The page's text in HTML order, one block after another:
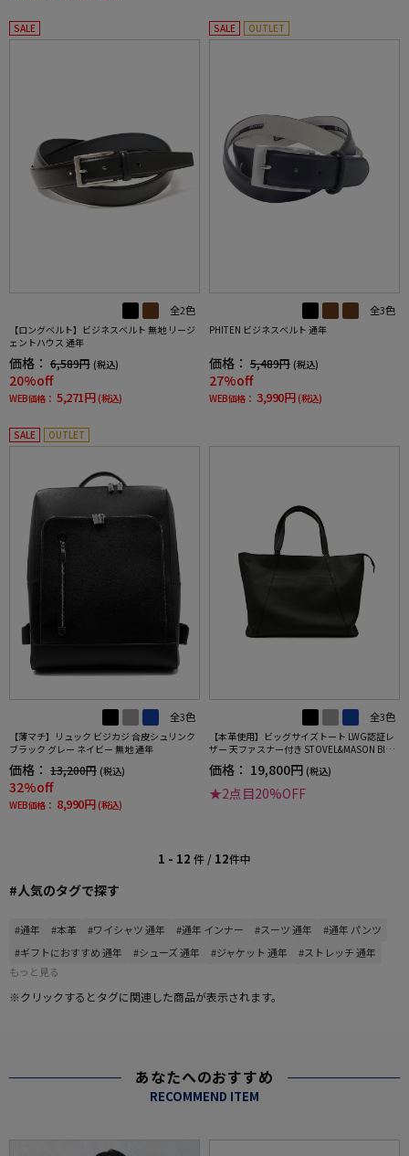
SALE
全2色
【ロングベルト】ビジネスベルト 無地 リージ
ェントハウス 通年
価格： 6,589円 (税込)
20%off
WEB価格： 5,271円 (税込)
SALE OUTLET
全3色
PHITEN ビジネスベルト 通年
価格： 5,489円 (税込)
27%off
WEB価格： 3,990円 (税込)
SALE OUTLET
全3色
【薄マチ】リュック ビジカジ 合皮シュリンク
ブラック グレー ネイビー 無地 通年
価格： 13,200円 (税込)
32%off
WEB価格： 8,990円 (税込)
全3色
【本革使用】ビッグサイズトート LWG認証レ
ザー 天ファスナー付き STOVEL&MASON Blue
Label 通年
価格： 19,800円 (税込)
★2点目20%OFF
1 - 12 件 / 12件中
#人気のタグで探す
#通年 #本革 #ワイシャツ 通年 #通年 インナー #スーツ 通年
#通年 パンツ
#ギフトにおすすめ 通年
#シューズ 通年 #ジャケット 通年
#ストレッチ 通年
もっと見る
※クリックするとタグに関連した商品が表示されます。
あなたへのおすすめ
RECOMMEND ITEM